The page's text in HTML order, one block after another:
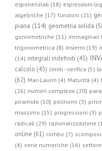
esponenziali (18) espressioni
algebriche (17) funzioni (21)
piana (114) geometria solida
goniometriche (11) immaginari
trigonometrica (8) insiemi (19)
(14) integrali indefiniti (43)
calcolo (43) limiti - verifica (5)
(62) Mac-Laurin (4) Maturità (4)
(26) numeri complessi (20)
piramide (10) polinomi (3)
massimo (15) progressioni (3)
radicali (29) razionalizzazione
online (61) rombo (7)
(4) serie numeriche (16)